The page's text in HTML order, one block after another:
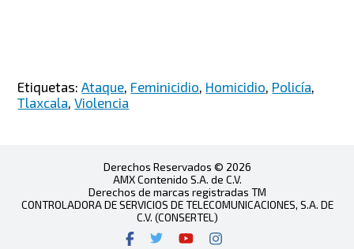
Etiquetas:Ataque, Feminicidio, Homicidio, Policía,
Tlaxcala,Violencia
Derechos Reservados © 2026
AMX Contenido S.A. de C.V.
Derechos de marcas registradas TM
CONTROLADORA DE SERVICIOS DE TELECOMUNICACIONES, S.A. DE
C.V. (CONSERTEL)